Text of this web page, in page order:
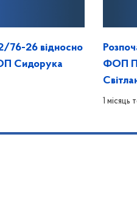
76-26 відносно
Сидорука
ФОП
1 місяць